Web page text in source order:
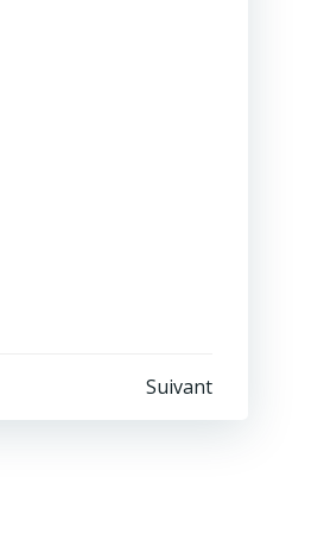
Suivant